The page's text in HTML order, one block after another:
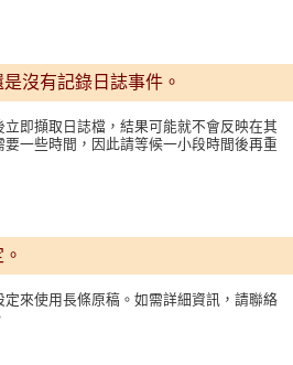
沒有記錄日誌事件。
即擷取日誌檔，結果可能就不會反映在其
要一些時間，因此請等候一小段時間後再重
定來使用長條原稿。如需詳細資訊，請聯絡